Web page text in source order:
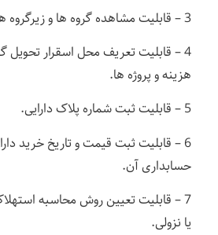
3 – قابلیت مشاهده گروه ها و زیرگروه ها در نمودار درختی.
4 – قابلیت تعریف محل اسقرار تحویل
هزینه و پروژه ها.
5 – قابلیت ثبت شماره پلاک دارایی.
6 – قابلیت ثبت قیمت و تاریخ خرید
حسابداری آن.
7 – قابلیت تعیین روش محاسبه
یا نزولی.